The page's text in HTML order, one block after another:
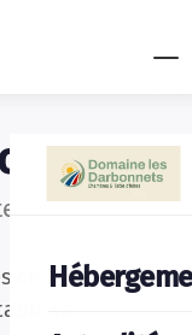
chambres
(avec des